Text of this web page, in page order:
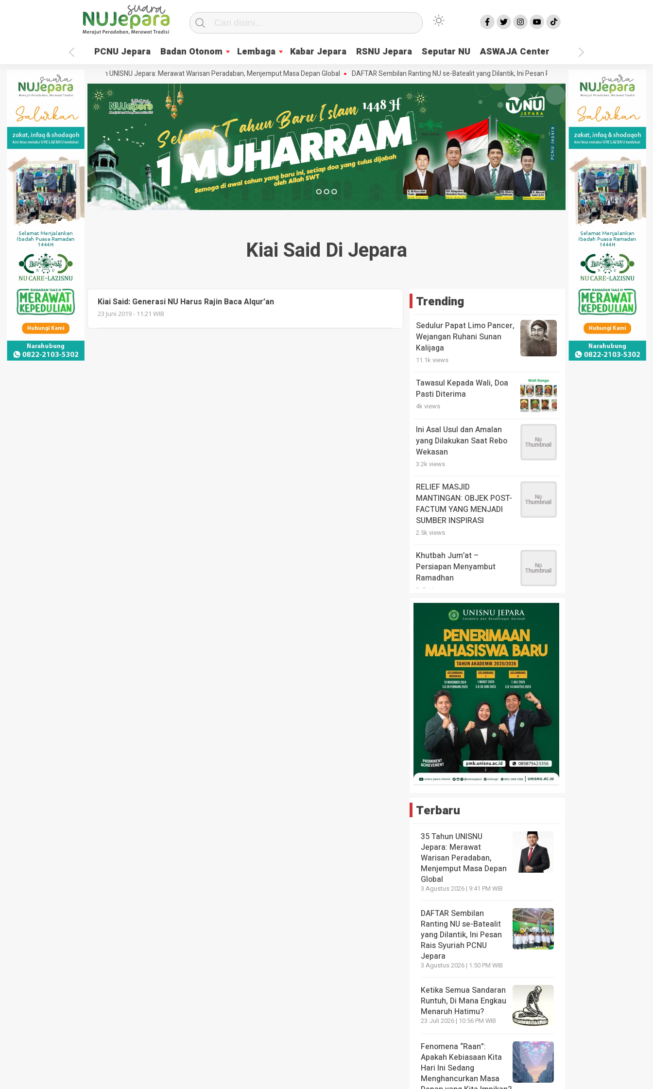
PCNU Jepara Badan Otonom Lembaga Kabar Jepara RSNU Jepara Seputar NU ASWAJA Center
35 Tahun UNISNU Jepara: Merawat Warisan Peradaban, Menjemput Masa Depan Global DAFTAR Sembilan Ranting NU se-Batealit yang Dilantik, Ini Pesan Rais Syuriah PCNU Jepara
Kiai Said Di Jepara
Kiai Said: Generasi NU Harus Rajin Baca Alqur’an
23 Juni 2019 - 11:21 WIB
Trending
Sedulur Papat Limo Pancer,
Wejangan Ruhani Sunan
Kalijaga
11.1k views
Tawasul Kepada Wali, Doa
Pasti Diterima
4k views
Ini Asal Usul dan Amalan
yang Dilakukan Saat Rebo
Wekasan
3.2k views
RELIEF MASJID
MANTINGAN: OBJEK POST-
FACTUM YANG MENJADI
SUMBER INSPIRASI
2.5k views
Khutbah Jum’at –
Persiapan Menyambut
Ramadhan
2.4k views
Mengenang Dahsyatnya
Pertempuran Pati Unus
Melawan Portugis di Malaka
2k views
Terbaru
35 Tahun UNISNU
Jepara: Merawat
Warisan Peradaban,
Menjemput Masa Depan
Global
3 Agustus 2026 | 9:41 PM WIB
DAFTAR Sembilan
Ranting NU se-Batealit
yang Dilantik, Ini Pesan
Rais Syuriah PCNU
Jepara
3 Agustus 2026 | 1:50 PM WIB
Ketika Semua Sandaran
Runtuh, Di Mana Engkau
Menaruh Hatimu?
23 Juli 2026 | 10:56 PM WIB
Fenomena “Raan”:
Apakah Kebiasaan Kita
Hari Ini Sedang
Menghancurkan Masa